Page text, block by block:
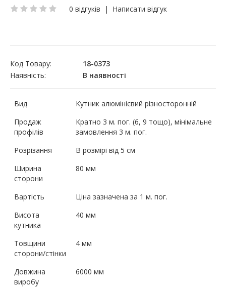
0 відгуків | Написати відгук
Код Товару:
18-0373
Наявність:
В наявності
Вид
Кутник алюмінієвий різносторонній
Продаж
профілів
Кратно 3 м. пог. (6, 9 тощо), мінімальне
замовлення 3 м. пог.
Розрізання
В розмірі від 5 см
Ширина
сторони
80 мм
Вартість
Ціна зазначена за 1 м. пог.
Висота
кутника
40 мм
Товщини
сторони/стінки
4 мм
Довжина
виробу
6000 мм